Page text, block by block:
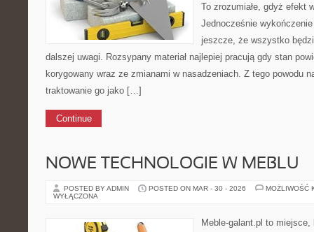
To zrozumiałe, gdyż efekt
Jednocześnie
jeszcze, że wszystko
dalszej uwagi. Rozsypany materiał najlepiej pracują gdy stan
korygowany wraz ze zmianami w nasadzeniach. Z tego powodu
traktowanie go jako […]
Continue
NOWE TECHNOLOGIE W MEBLU
POSTED BY ADMIN POSTED ON MAR - 30 - 2026
MOŻLIWOŚĆ
WYŁĄCZONA
Meble-galant.pl to